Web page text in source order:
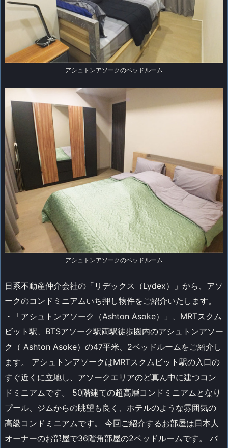
アシュトンアソークのベッドルーム
アシュトンアソークのベッドルーム
日系不動産仲介会社の「リデックス（Lydex）」から、アソ
ークのコンドミニアムいち押し物件をご紹介いたします。
・「アシュトンアソーク（Ashton Asoke）」、MRTスクム
ビット駅、BTSアソーク駅両駅徒歩圏内のアシュトンアソー
ク（ Ashton Asoke）の47平米、2ベッドルームをご紹介し
ます。 アシュトンアソークはMRTスクムビット駅の入口の
すぐ近くに立地し、アソークエリアのど真ん中に建つコン
ドミニアムです。 50階建ての超高層コンドミニアムとなり
プール、ジムからの眺望も良く、ホテルのような雰囲気の
高級コンドミニアムです。 今回ご紹介するお部屋は日本人
オーナーのお部屋で36階角部屋の2ベッドルームです。 バ